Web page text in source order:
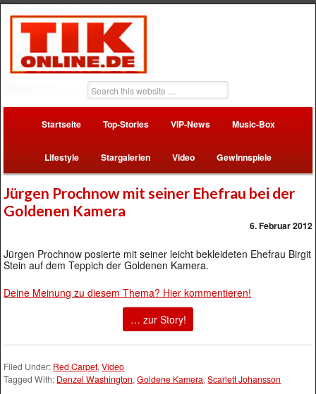
Startseite Top-Stories VIP-News Music-Box
Lifestyle Stargalerien Video Gewinnspiele
Jürgen Prochnow mit seiner Ehefrau bei der
Goldenen Kamera
6. Februar 2012
Jürgen Prochnow posierte mit seiner leicht bekleideten Ehefrau Birgit
Stein auf dem Teppich der Goldenen Kamera.
Deine Meinung zu diesem Thema? Hier kommentieren!
… zur Story!
Filed Under: Red Carpet,Video
Tagged With: Denzel Washington,Goldene Kamera,Scarlett Johansson